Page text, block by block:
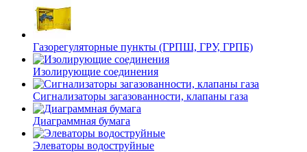
Газорегуляторные пункты (ГРПШ, ГРУ, ГРПБ)
Изолирующие соединения
Сигнализаторы загазованности, клапаны газа
Диаграммная бумага
Элеваторы водоструйные